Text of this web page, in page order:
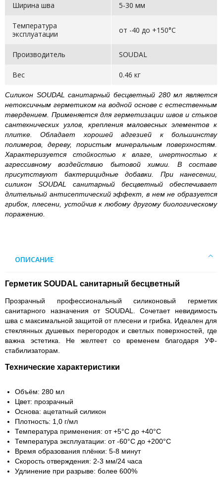
Ширина шва 5-30 мм
Температура
эксплуатации
от -40 до +150°C
Производитель SOUDAL
Вес 0.46 кг
Силикон SOUDAL санитарный бесцветный 280 мл является
нетоксичным герметиком на водной основе с естественным
твердением. Применяется для герметизации швов и стыков
сантехнических узлов, крепления маловесных элементов к
плитке. Обладает хорошей адгезией к большинству
полимеров, дереву, пористым минеральным поверхностям.
Характеризуется стойкостью к влаге, инертностью к
агрессивному воздействию бытовой химии. В составе
присутствуют бактерицидные добавки. При нанесении,
силикон SOUDAL санитарный бесцветный обеспечивает
длительный антисептический эффект, в нем не образуется
грибок, плесени, устойчив к любому другому биологическому
поражению.
ОПИСАНИЕ
Герметик SOUDAL санитарный бесцветный
Прозрачный профессиональный силиконовый герметик
санитарного назначения от SOUDAL. Сочетает невидимость
шва с максимальной защитой от плесени и грибка. Идеален для
стеклянных душевых перегородок и светлых поверхностей, где
важна эстетика. Не желтеет со временем благодаря УФ-
стабилизаторам.
Технические характеристики
Объём: 280 мл
Цвет: прозрачный
Основа: ацетатный силикон
Плотность: 1,0 г/мл
Температура применения: от +5°C до +40°C
Температура эксплуатации: от -60°C до +200°C
Время образования плёнки: 5-8 минут
Скорость отверждения: 2-3 мм/24 часа
Удлинение при разрыве: более 600%